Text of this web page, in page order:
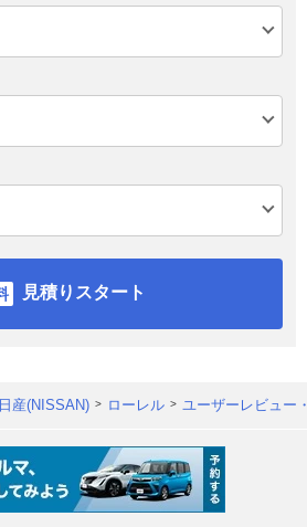
見積りスタート
日産(NISSAN) ローレル ユーザーレビュー